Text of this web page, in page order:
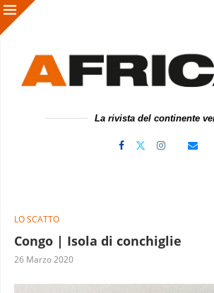
La rivista del continente
LO SCATTO
Congo | Isola di conchiglie
26 Marzo 2020